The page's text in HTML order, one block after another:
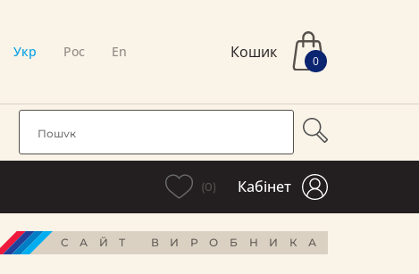
Укр Рос En Кошик 0
(0) Кабінет
САЙТ ВИРОБНИКА